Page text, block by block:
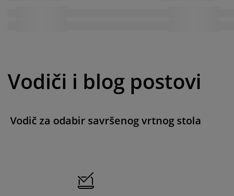
Vodiči i blog postovi
Vodič za odabir savršenog vrtnog stola